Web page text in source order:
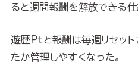
ると週間報酬を解放できる仕
遊歴Ptと報酬は毎週リセット
たか管理しやすくなった。